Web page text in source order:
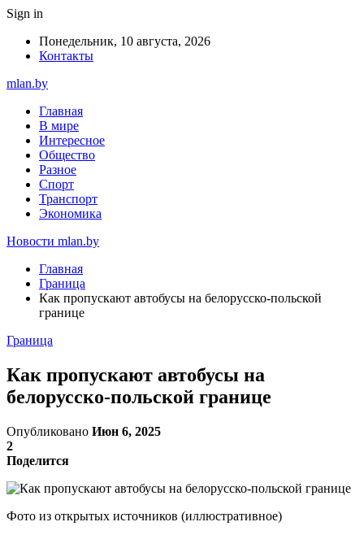
Sign in
Понедельник, 10 августа, 2026
Контакты
mlan.by
Главная
В мире
Интересное
Общество
Разное
Спорт
Транспорт
Экономика
Новости mlan.by
Главная
Граница
Как пропускают автобусы на белорусско-польской
границе
Граница
Как пропускают автобусы на
белорусско-польской границе
Опубликовано Июн 6, 2025
2
Поделится
Фото из открытых источников (иллюстративное)